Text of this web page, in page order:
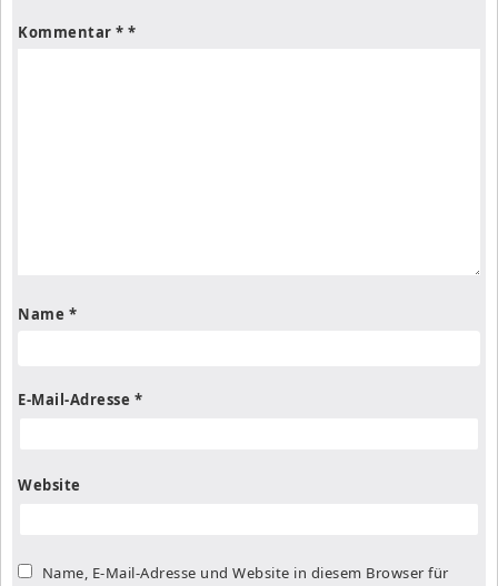
Kommentar *
Name *
E-Mail-Adresse *
Website
Name, E-Mail-Adresse und Website in diesem Browser für